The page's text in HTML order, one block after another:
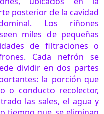
posterior de la cavidad
Los riñones
miles de pequeñas
de filtraciones o
Cada nefrón se
dividir en dos partes
la porción que
o conducto recolector,
las sales, el agua y